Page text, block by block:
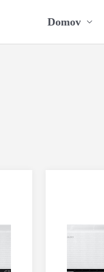
Domov